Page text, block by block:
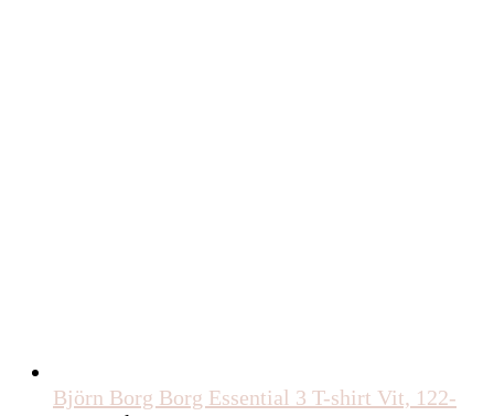
Björn Borg Borg Essential 3 T-shirt Vit, 122-